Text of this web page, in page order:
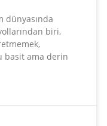
dünyasında
biri,
basit ama derin